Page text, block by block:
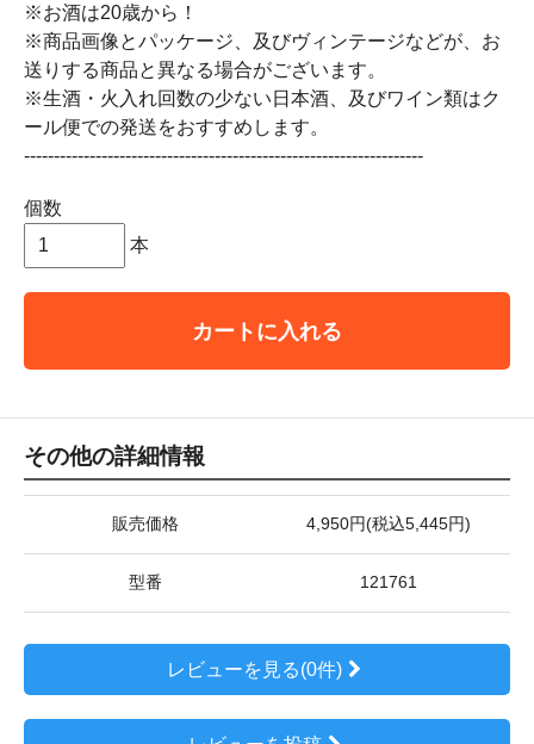
※お酒は20歳から！
※商品画像とパッケージ、及びヴィンテージなどが、お
送りする商品と異なる場合がございます。
※生酒・火入れ回数の少ない日本酒、及びワイン類はク
ール便での発送をおすすめします。
-------------------------------------------------------------------
個数
本
カートに入れる
その他の詳細情報
販売価格 4,950円(税込5,445円)
型番 121761
レビューを見る(0件)